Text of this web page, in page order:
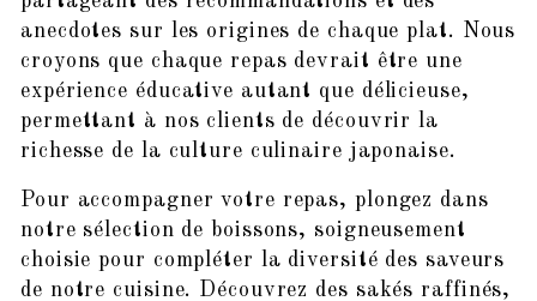
anecdotes sur les origines de chaque plat. Nous
croyons que chaque repas devrait être une
expérience éducative autant que délicieuse,
permettant à nos clients de découvrir la
richesse de la culture culinaire japonaise.
Pour accompagner votre repas, plongez dans
notre sélection de boissons, soigneusement
choisie pour compléter la diversité des saveurs
de notre cuisine. Découvrez des sakés raffinés,